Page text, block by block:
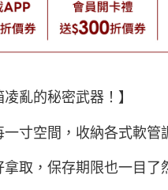
凌亂的秘密武器！】
一寸空間，收納各式軟管
取，保存期限也一目了